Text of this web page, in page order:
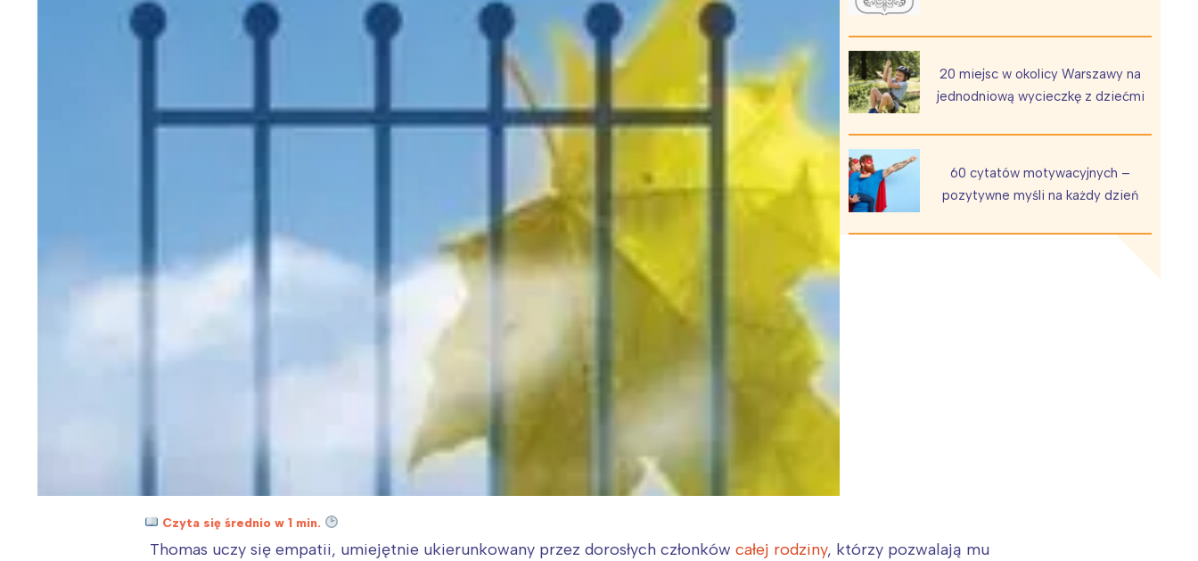
Wiosenny koncert ptaków na płocie Kwitnąca wiśnia i jej płatki Pszczoła i kwitnący ul Wiewiórka na kwitnącym polu
20 miejsc w okolicy Warszawy na
jednodniową wycieczkę z dziećmi
60 cytatów motywacyjnych –
pozytywne myśli na każdy dzień
Czyta się średnio w 1 min.
Thomas uczy się empatii, umiejętnie ukierunkowany przez dorosłych członków całej rodziny, którzy pozwalają mu